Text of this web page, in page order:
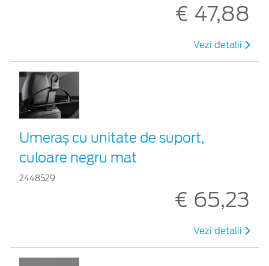
€ 47,88
Vezi detalii
Umeraș cu unitate de suport,
culoare negru mat
2448529
€ 65,23
Vezi detalii